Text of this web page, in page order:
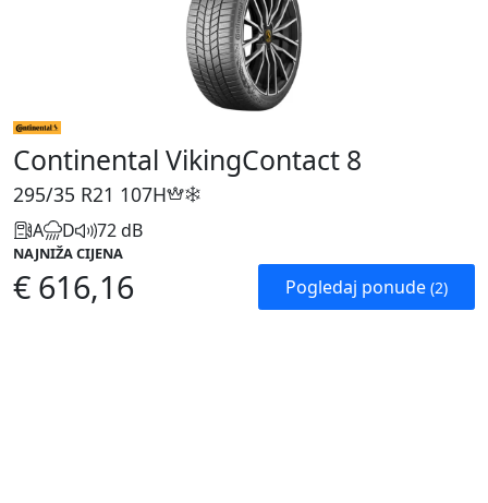
Continental VikingContact 8
295/35 R21 107H
A D 72 dB
NAJNIŽA CIJENA
€ 616,16 Pogledaj ponude (2)